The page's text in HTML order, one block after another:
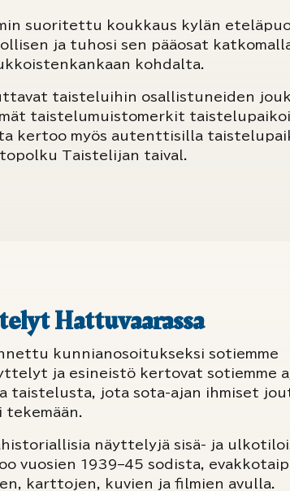
suoritettu koukkaus kylän
ja tuhosi sen pääosat
kohdalta.
taisteluihin osallistuneiden
taistelumuistomerkit
kertoo myös autenttisilla
Taistelijan taival.
Hattuvaarassa
kunnianosoitukseksi sotiemme
ja esineistö kertovat sotiemme
taistelusta, jota sota-ajan ihmiset
tekemään.
näyttelyjä sisä- ja
vuosien 1939–45 sodista,
karttojen, kuvien ja filmien avulla.